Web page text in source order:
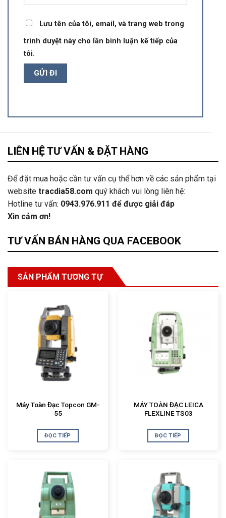
Lưu tên của tôi, email, và trang web trong
trình duyệt này cho lần bình luận kế tiếp của
tôi.
LIÊN HỆ TƯ VẤN & ĐẶT HÀNG
Để đặt mua hoặc cần tư vấn cụ thể hơn về các sản phẩm tại
website tracdia58.com quý khách vui lòng liên hệ:
Hotline tư vấn: 0943.976.911 để được giải đáp
Xin cảm ơn!
TƯ VẤN BÁN HÀNG QUA FACEBOOK
SẢN PHẨM TƯƠNG TỰ
Máy Toàn Đạc Topcon GM-
55
ĐỌC TIẾP
MÁY TOÀN ĐẠC LEICA
FLEXLINE TS03
ĐỌC TIẾP